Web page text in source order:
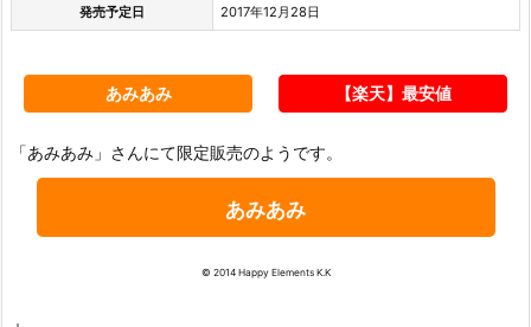
発売予定日 2017年12月28日
あみあみ 【楽天】最安値
「あみあみ」さんにて限定販売のようです。
あみあみ
© 2014 Happy Elements K.K